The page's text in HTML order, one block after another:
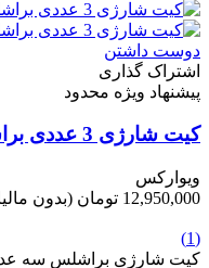
دوست داشتن
اشتراک گذاری
پیشنهاد ویژه محدود
کیت شارژی 3 عددی براشلس ویوارکس VR2403-BCK
ویوارکس
12,950,000 تومان
(بدون
(1)